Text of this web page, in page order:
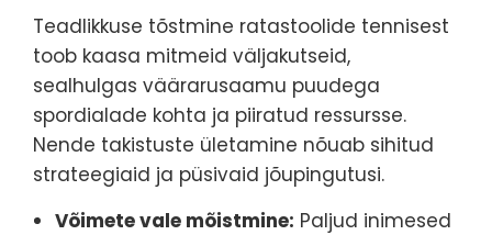
Teadlikkuse tõstmine ratastoolide tennisest
toob kaasa mitmeid väljakutseid,
sealhulgas väärarusaamu puudega
spordialade kohta ja piiratud ressursse.
Nende takistuste ületamine nõuab sihitud
strateegiaid ja püsivaid jõupingutusi.
Võimete vale mõistmine: Paljud inimesed